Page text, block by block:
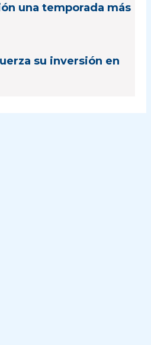
una temporada más
su inversión en